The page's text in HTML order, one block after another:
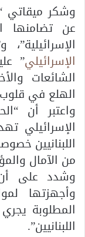
وشكر ميقاتي
عن تضامنها
الإسرائيلي”
الشائعات
الهلع في قلوب
واعتبر أن
الإسرائيلي
اللبنانيين
من الآمال
وشدد على أن
وأجهزتها
المطلوبة
اللبنانيين”.